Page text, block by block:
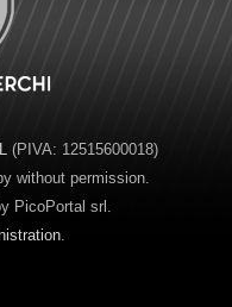
(PIVA: 12515600018)
without permission.
PicoPortal srl.
.